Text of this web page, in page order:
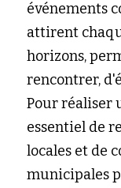
événements
attirent
horizons,
rencontrer,
Pour réaliser
essentiel de
locales et de
municipales